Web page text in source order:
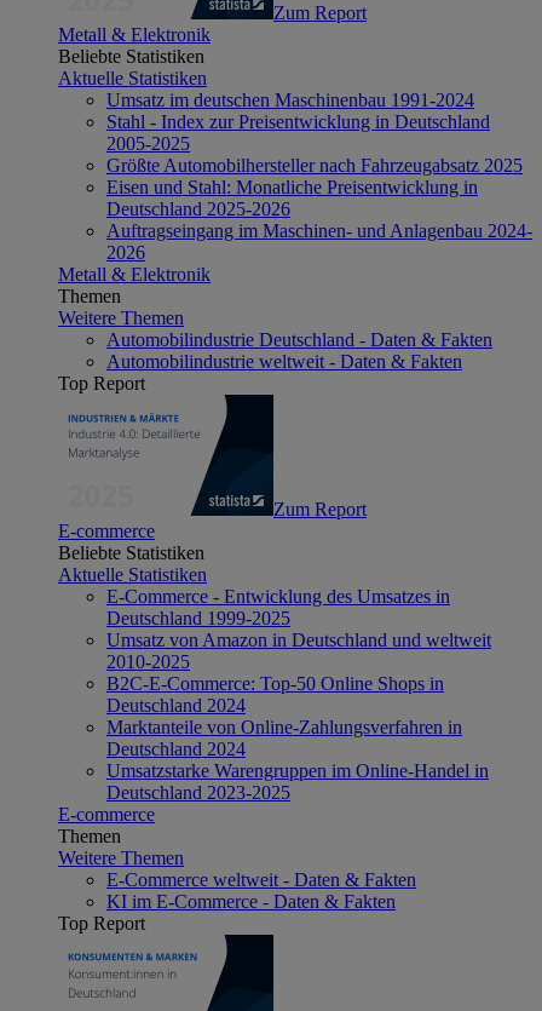
Zum Report
Metall & Elektronik
Beliebte Statistiken
Aktuelle Statistiken
Umsatz im deutschen Maschinenbau 1991-2024
Stahl - Index zur Preisentwicklung in Deutschland
2005-2025
Größte Automobilhersteller nach Fahrzeugabsatz 2025
Eisen und Stahl: Monatliche Preisentwicklung in
Deutschland 2025-2026
Auftragseingang im Maschinen- und Anlagenbau 2024-
2026
Metall & Elektronik
Themen
Weitere Themen
Automobilindustrie Deutschland - Daten & Fakten
Automobilindustrie weltweit - Daten & Fakten
Top Report
Zum Report
E-commerce
Beliebte Statistiken
Aktuelle Statistiken
E-Commerce - Entwicklung des Umsatzes in
Deutschland 1999-2025
Umsatz von Amazon in Deutschland und weltweit
2010-2025
B2C-E-Commerce: Top-50 Online Shops in
Deutschland 2024
Marktanteile von Online-Zahlungsverfahren in
Deutschland 2024
Umsatzstarke Warengruppen im Online-Handel in
Deutschland 2023-2025
E-commerce
Themen
Weitere Themen
E-Commerce weltweit - Daten & Fakten
KI im E-Commerce - Daten & Fakten
Top Report